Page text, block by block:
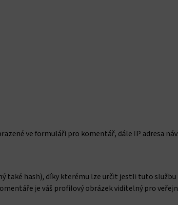
ve formuláři pro komentář, dále IP adresa
také hash), díky kterému lze určit jestli tuto službu
je váš profilový obrázek viditelný pro